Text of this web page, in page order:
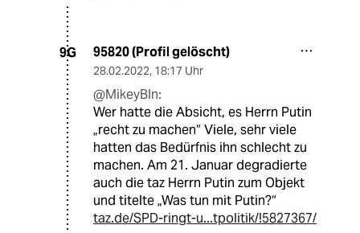
9G 95820 (Profil gelöscht)
28.02.2022, 18:17 Uhr
@MikeyBln:
Wer hatte die Absicht, es Herrn Putin
„recht zu machen“ Viele, sehr viele
hatten das Bedürfnis ihn schlecht zu
machen. Am 21. Januar degradierte
auch die taz Herrn Putin zum Objekt
und titelte „Was tun mit Putin?“
taz.de/SPD-ringt-u...tpolitik/!5827367/